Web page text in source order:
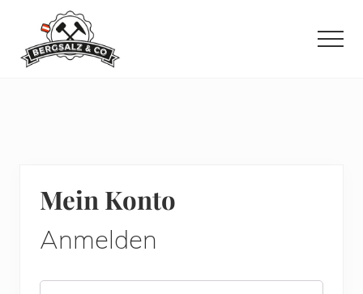
springen
Seitenspalte
springen
Fußzeile
springen
Mein Konto
Anmelden